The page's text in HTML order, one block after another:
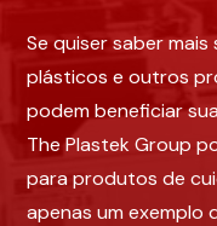
Se quiser saber
plásticos e outros
podem beneficiar
The Plastek Group
para produtos de
apenas um exemplo